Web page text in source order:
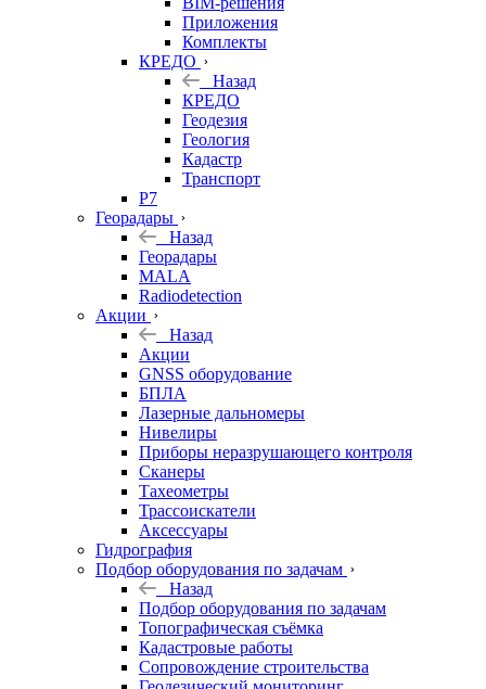
Приложения
Комплекты
КРЕДО
Назад
КРЕДО
Геодезия
Геология
Кадастр
Транспорт
Р7
Георадары
Назад
Георадары
MALA
Radiodetection
Акции
Назад
Акции
GNSS оборудование
БПЛА
Лазерные дальномеры
Нивелиры
Приборы неразрушающего контроля
Сканеры
Тахеометры
Трассоискатели
Аксессуары
Гидрография
Подбор оборудования по задачам
Назад
Подбор оборудования по задачам
Топографическая съёмка
Кадастровые работы
Сопровождение строительства